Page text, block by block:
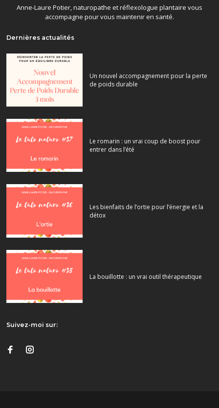
Anne-Laure Potier, naturopathe et réflexologue plantaire vous
accompagne pour vous maintenir en santé.
Dernières actualités
Un nouvel accompagnement pour la perte
de poids durable
Le romarin : un vrai coup de boost pour
entrer dans l’été
Les bienfaits de l’ortie pour l’énergie et la
détox
La bouillotte : un vrai outil thérapeutique
Suivez-moi sur: